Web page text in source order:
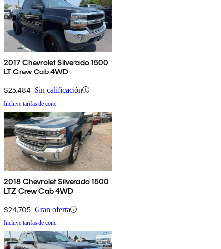
2017 Chevrolet Silverado 1500
LT Crew Cab 4WD
$25,484 Sin calificación
Incluye tarifas de conc.
2018 Chevrolet Silverado 1500
LTZ Crew Cab 4WD
$24,705 Gran oferta
Incluye tarifas de conc.